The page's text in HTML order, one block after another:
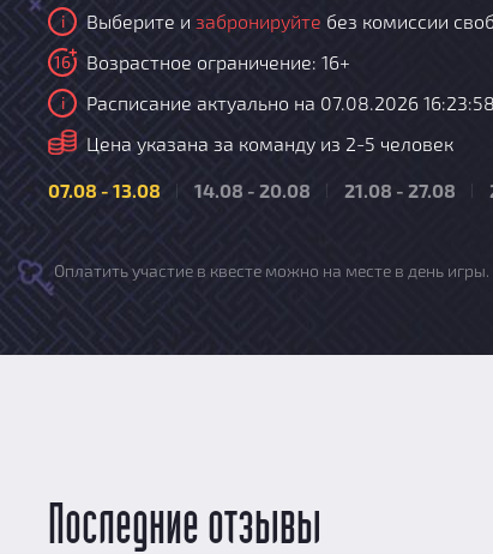
i Выберите и забронируйте без комиссии
16 Возрастное ограничение: 16+
i Расписание актуально на 07.08.2026 16:23:58
i Цена указана за команду из 2-5 человек
07.08 - 13.08 14.08 - 20.08 21.08 - 27.08
Оплатить участие в квесте можно на месте в день игры.
Последние отзывы